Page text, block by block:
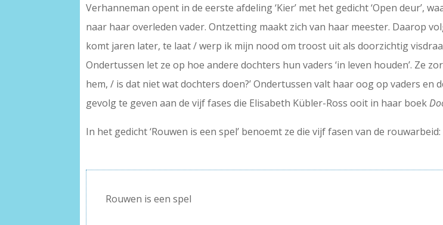
Verhanneman opent in de eerste afdeling ‘Kier’ met het gedicht ‘Open
naar haar overleden vader. Ontzetting maakt zich van haar meester. Daarop
komt jaren later, te laat / werp ik mijn nood om troost uit als doorzichtig
Ondertussen let ze op hoe andere dochters hun vaders ‘in leven houden’. Ze
hem, / is dat niet wat dochters doen?’ Ondertussen valt haar oog op vaders
gevolg te geven aan de vijf fases die Elisabeth Kübler-Ross ooit in haar boek
In het gedicht ‘Rouwen is een spel’ benoemt ze die vijf fasen van de rouwarbeid:
Rouwen is een spel